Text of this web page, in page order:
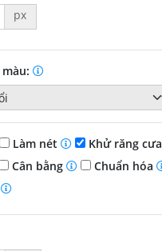
px
Làm nét
Khử răng cưa
Cân bằng
Chuẩn hóa